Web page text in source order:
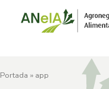
Portada » app